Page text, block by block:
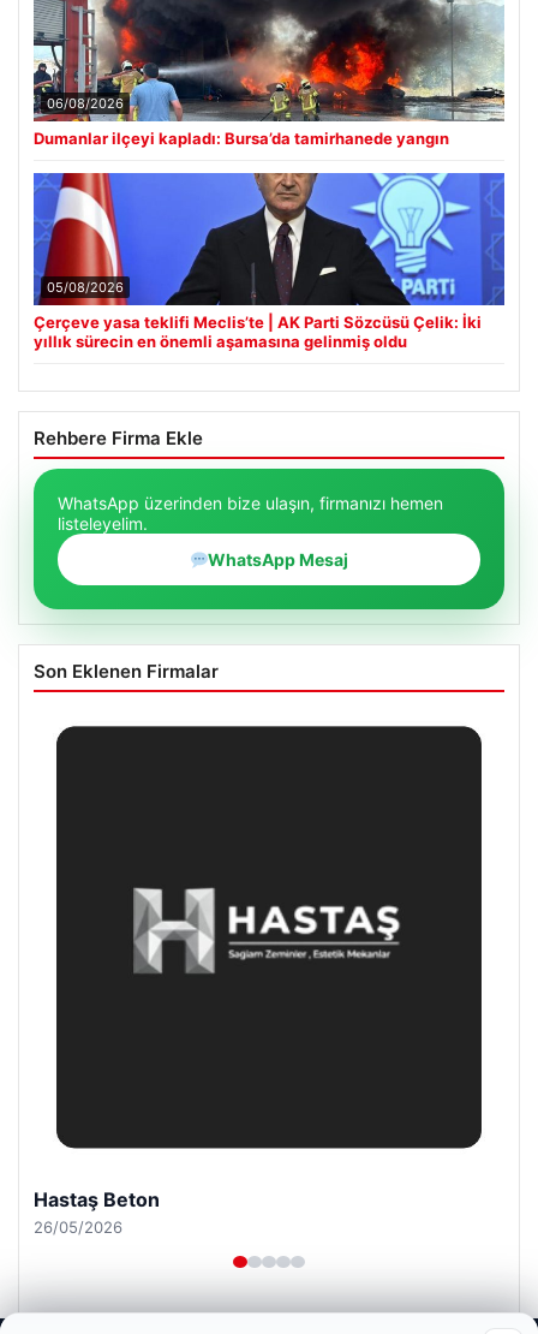
06/08/2026
Dumanlar ilçeyi kapladı: Bursa’da tamirhanede yangın
05/08/2026
Çerçeve yasa teklifi Meclis’te | AK Parti Sözcüsü Çelik: İki
yıllık sürecin en önemli aşamasına gelinmiş oldu
Rehbere Firma Ekle
WhatsApp üzerinden bize ulaşın, firmanızı hemen
listeleyelim.
WhatsApp Mesaj
Son Eklenen Firmalar
Enes Kaplan Avukatlık Bürosu
28/04/2026